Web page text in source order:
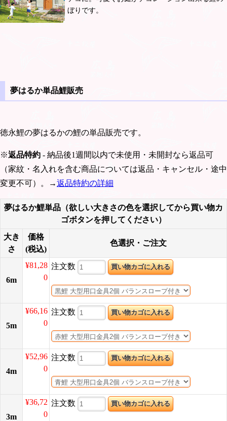
ぼりです。
夢はるか単品鯉販売
徳永鯉の夢はるかの鯉の単品販売です。
※返品特約 - 納品後1週間以内で未使用・未開封なら返品可
（家紋・名入れを含む商品については返品・キャンセル・途中
変更不可）。→返品特約の詳細
夢はるか鯉単品（欲しい大きさの色を選択してから買い物カ
ゴボタンを押してください）
大き
さ
価格
(税込)
色選択・ご注文
6m
¥81,28
0
注文数
5m
¥66,16
0
注文数
4m
¥52,96
0
注文数
3m
¥36,72
0
注文数